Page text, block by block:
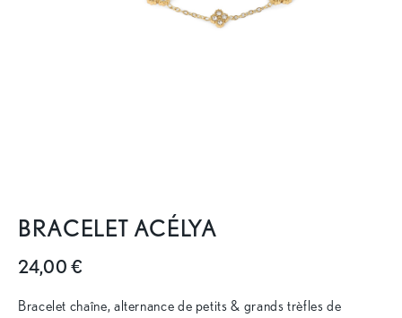
BRACELET ACÉLYA
24,00 €
Bracelet chaîne, alternance de petits & grands trèfles de